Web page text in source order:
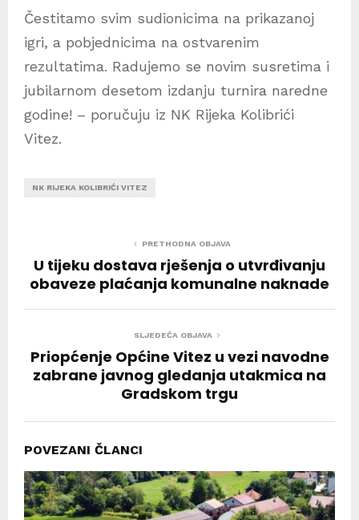
Čestitamo svim sudionicima na prikazanoj
igri, a pobjednicima na ostvarenim
rezultatima. Radujemo se novim susretima i
jubilarnom desetom izdanju turnira naredne
godine! – poručuju iz NK Rijeka Kolibrići
Vitez.
NK RIJEKA KOLIBRIĆI VITEZ
PRETHODNA OBJAVA
U tijeku dostava rješenja o utvrđivanju
obaveze plaćanja komunalne naknade
SLJEDEĆA OBJAVA
Priopćenje Općine Vitez u vezi navodne
zabrane javnog gledanja utakmica na
Gradskom trgu
POVEZANI ČLANCI